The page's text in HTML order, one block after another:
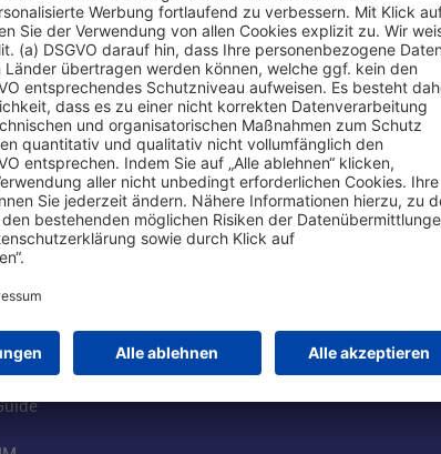
& buchen
Standort
weltweit
Über uns
Fraport AG
Business am Airport
FRA Eventlocations
Jobs am Airport
Konzernstrategie